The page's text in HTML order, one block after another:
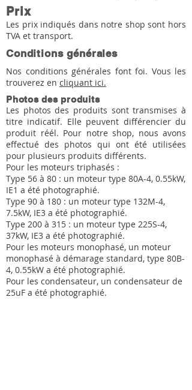
Prix
Les prix indiqués dans notre shop sont hors
TVA et transport.
Conditions générales
Nos conditions générales font foi. Vous les
trouverez en cliquant ici.
Photos des produits
Les photos des produits sont transmises à
titre indicatif. Elle peuvent différencier du
produit réél. Pour notre shop, nous avons
effectué des photos qui ont été utilisées
pour plusieurs produits différents.
Pour les moteurs triphasés :
Type 56 à 80 : un moteur type 80A-4, 0.55kW,
IE1 a été photographié.
Type 90 à 180 : un moteur type 132M-4,
7.5kW, IE3 a été photographié.
Type 200 à 315 : un moteur type 225S-4,
37kW, IE3 a été photographié.
Pour les moteurs monophasé, un moteur
monophasé à démarage standard, type 80B-
4, 0.55kW a été photographié.
Pour les condensateur, un condensateur de
25uF a été photographié.